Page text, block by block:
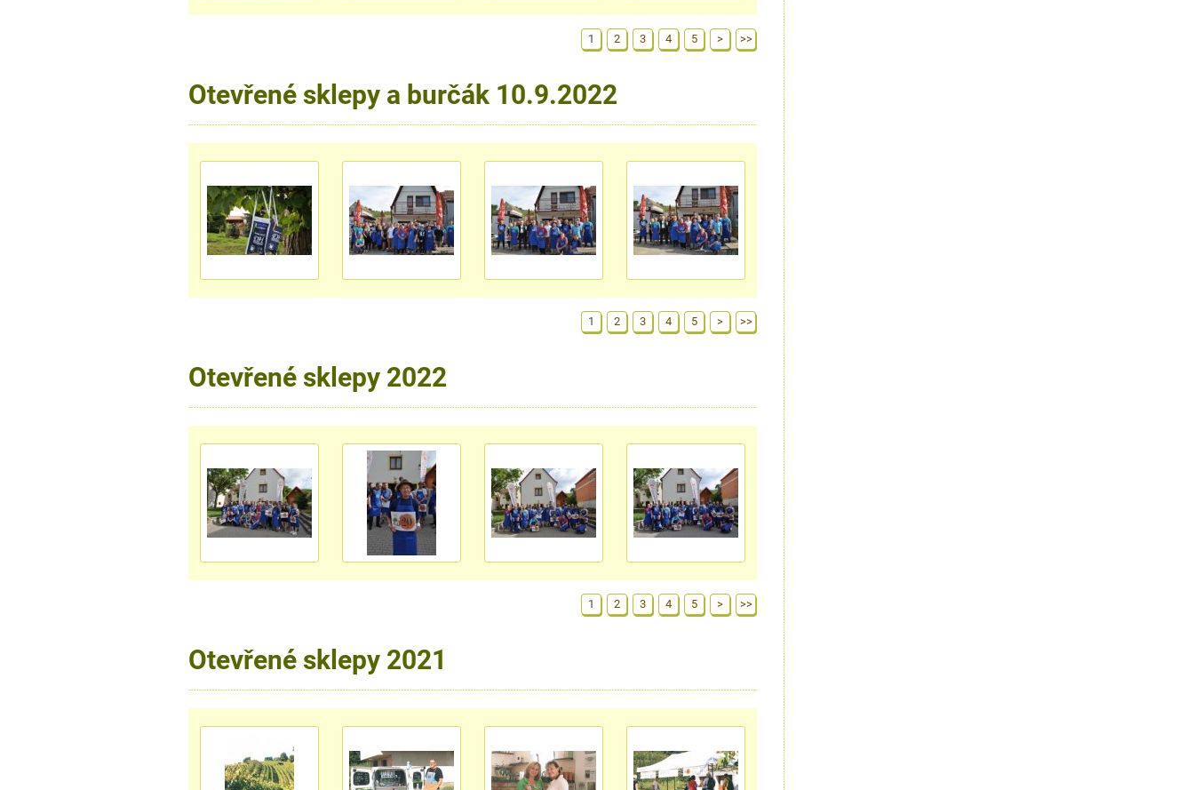
1 2 3 4 5 > >>
Otevřené sklepy a burčák 10.9.2022
1 2 3 4 5 > >>
Otevřené sklepy 2022
1 2 3 4 5 > >>
Otevřené sklepy 2021